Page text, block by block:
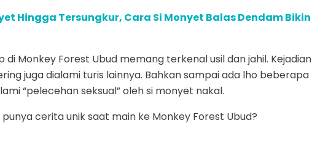
Hingga Tersungkur, Cara Si Monyet Balas Dendam Bikin
Monkey Forest Ubud memang terkenal usil dan jahil. Kejadian
juga dialami turis lainnya. Bahkan sampai ada lho beberapa
“pelecehan seksual” oleh si monyet nakal.
cerita unik saat main ke Monkey Forest Ubud?